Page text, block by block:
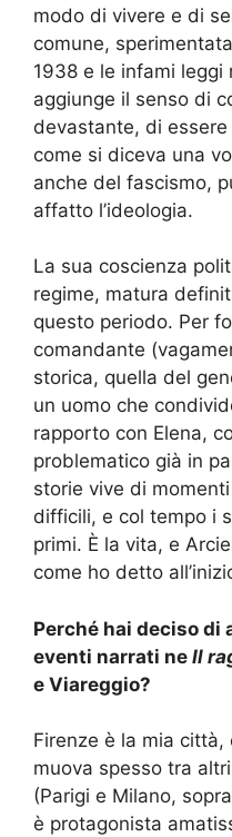
modo di vivere e di
comune,
1938 e le infami leggi
aggiunge il senso di
devastante, di
come si diceva una
anche del fascismo,
affatto l’ideologia.
La sua coscienza
regime, matura
questo periodo. Per
comandante
storica, quella del
un uomo che
rapporto con Elena,
problematico già in
storie vive di
difficili, e col tempo i
primi. È la vita, e
come ho detto
Perché hai deciso di
eventi narrati ne Il
e Viareggio?
Firenze è la mia
muova spesso tra
(Parigi e Milano,
è protagonista